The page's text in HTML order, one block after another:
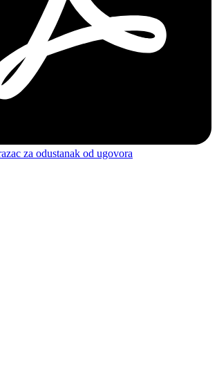
za odustanak od ugovora